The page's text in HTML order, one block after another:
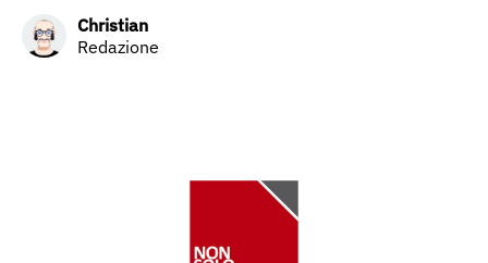
Christian
Redazione